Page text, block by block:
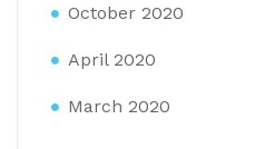
October 2020
April 2020
March 2020